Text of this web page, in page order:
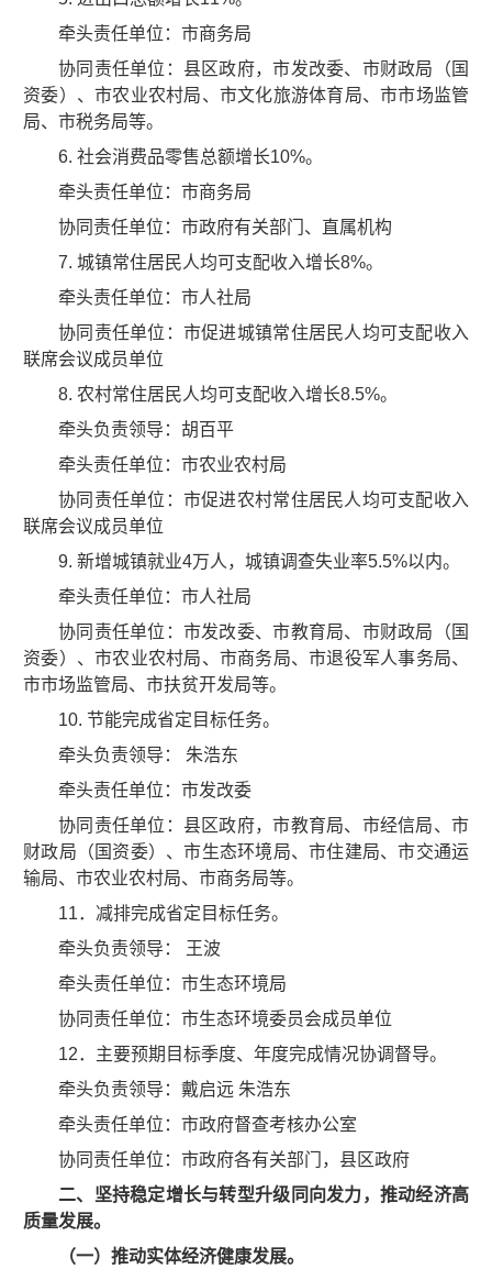
牵头责任单位：市商务局
协同责任单位：县区政府，市发改委、市财政局（国
资委）、市农业农村局、市文化旅游体育局、市市场监管
局、市税务局等。
6. 社会消费品零售总额增长10%。
牵头责任单位：市商务局
协同责任单位：市政府有关部门、直属机构
7. 城镇常住居民人均可支配收入增长8%。
牵头责任单位：市人社局
协同责任单位：市促进城镇常住居民人均可支配收入
联席会议成员单位
8. 农村常住居民人均可支配收入增长8.5%。
牵头负责领导：胡百平
牵头责任单位：市农业农村局
协同责任单位：市促进农村常住居民人均可支配收入
联席会议成员单位
9. 新增城镇就业4万人，城镇调查失业率5.5%以内。
牵头责任单位：市人社局
协同责任单位：市发改委、市教育局、市财政局（国
资委）、市农业农村局、市商务局、市退役军人事务局、
市市场监管局、市扶贫开发局等。
10. 节能完成省定目标任务。
牵头负责领导： 朱浩东
牵头责任单位：市发改委
协同责任单位：县区政府，市教育局、市经信局、市
财政局（国资委）、市生态环境局、市住建局、市交通运
输局、市农业农村局、市商务局等。
11．减排完成省定目标任务。
牵头负责领导： 王波
牵头责任单位：市生态环境局
协同责任单位：市生态环境委员会成员单位
12．主要预期目标季度、年度完成情况协调督导。
牵头负责领导：戴启远 朱浩东
牵头责任单位：市政府督查考核办公室
协同责任单位：市政府各有关部门，县区政府
二、坚持稳定增长与转型升级同向发力，推动经济高
质量发展。
（一）推动实体经济健康发展。